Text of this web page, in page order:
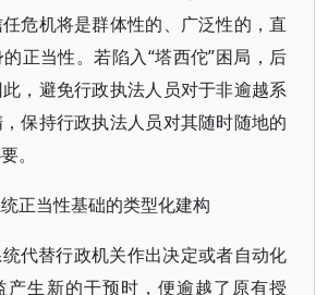
危机将是群体性的、广泛性的，直
正当性。若陷入“塔西佗”困局，后
，避免行政执法人员对于非逾越系
保持行政执法人员对其随时随地的
。
正当性基础的类型化建构
代替行政机关作出决定或者自动化
产生新的干预时，便逾越了原有授